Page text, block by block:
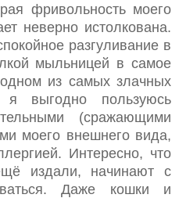
фривольность моего
неверно истолкована.
разгуливание в
мыльницей в самое
из самых злачных
выгодно пользуюсь
(сражающими
моего внешнего вида,
Интересно, что
издали, начинают с
Даже кошки и